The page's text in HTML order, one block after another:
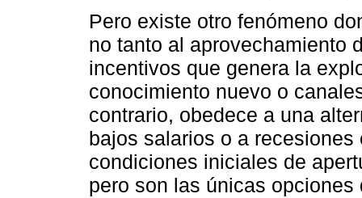
Pero existe otro fenómeno
no tanto al aprovechamiento
incentivos que genera la
conocimiento nuevo o
contrario, obedece a una
bajos salarios o a
condiciones iniciales de
pero son las únicas